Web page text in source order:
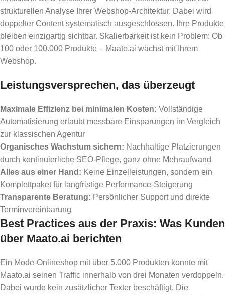
strukturellen Analyse Ihrer Webshop-Architektur. Dabei wird
doppelter Content systematisch ausgeschlossen. Ihre Produkte
bleiben einzigartig sichtbar. Skalierbarkeit ist kein Problem: Ob
100 oder 100.000 Produkte – Maato.ai wächst mit Ihrem
Webshop.
Leistungsversprechen, das überzeugt
Maximale Effizienz bei minimalen Kosten: Vollständige
Automatisierung erlaubt messbare Einsparungen im Vergleich
zur klassischen Agentur
Organisches Wachstum sichern: Nachhaltige Platzierungen
durch kontinuierliche SEO-Pflege, ganz ohne Mehraufwand
Alles aus einer Hand: Keine Einzelleistungen, sondern ein
Komplettpaket für langfristige Performance-Steigerung
Transparente Beratung: Persönlicher Support und direkte
Terminvereinbarung
Best Practices aus der Praxis: Was Kunden
über Maato.ai berichten
Ein Mode-Onlineshop mit über 5.000 Produkten konnte mit
Maato.ai seinen Traffic innerhalb von drei Monaten verdoppeln.
Dabei wurde kein zusätzlicher Texter beschäftigt. Die